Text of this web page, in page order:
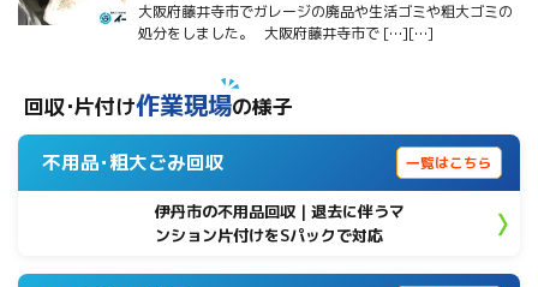
大阪府藤井寺市でガレージの廃品や生活ゴミや粗大ゴミの
処分をしました。 大阪府藤井寺市で […][…]
回収･片付け作業現場の様子
不用品･粗大ごみ回収 一覧はこちら
伊丹市の不用品回収｜退去に伴うマ
ンション片付けをSパックで対応